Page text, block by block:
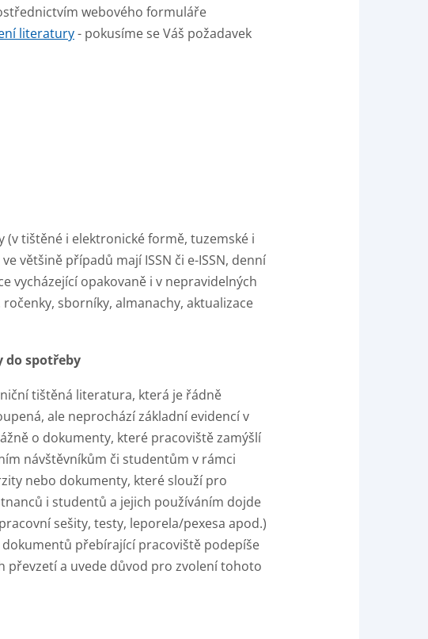
webového formuláře
literatury- pokusíme se Váš požadavek
(v tištěné i elektronické formě, tuzemské i
většině případů mají ISSN či e-ISSN, denní
vycházející opakovaně i v nepravidelných
sborníky, almanachy, aktualizace
spotřeby
tištěná literatura, která je řádně
ale neprochází základní evidencí v
o dokumenty, které pracoviště zamýšlí
návštěvníkům či studentům v rámci
nebo dokumenty, které slouží pro
i studentů a jejich používáním dojde
sešity, testy, leporela/pexesa apod.)
přebírající pracoviště podepíše
převzetí a uvede důvod pro zvolení tohoto